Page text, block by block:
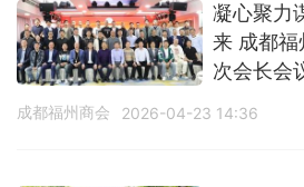
凝心聚力
来 成都福州商会召开第八届三
次会长会
成都福州商会 2026-04-23 14:36